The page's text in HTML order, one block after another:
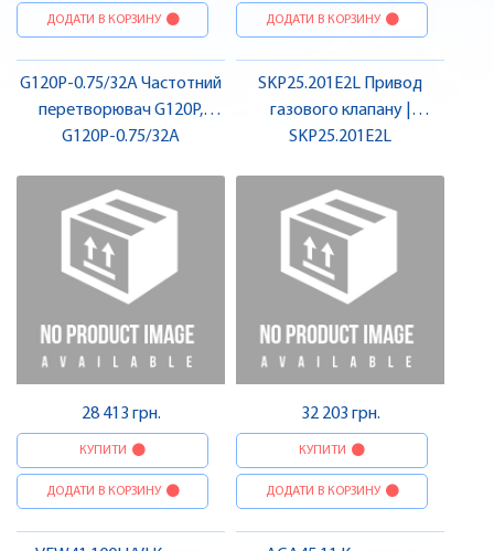
ДОДАТИ В КОРЗИНУ ДОДАТИ В КОРЗИНУ
G120P-0.75/32A Частотний
перетворювач G120P,
корпус FSA, IP20, фільтр A,
G120P-0.75/32A
28 413 грн.
КУПИТИ
ДОДАТИ В КОРЗИНУ
SKP25.201E2L Привод
газового клапану |
SIEMENS
SKP25.201E2L
32 203 грн.
КУПИТИ
ДОДАТИ В КОРЗИНУ